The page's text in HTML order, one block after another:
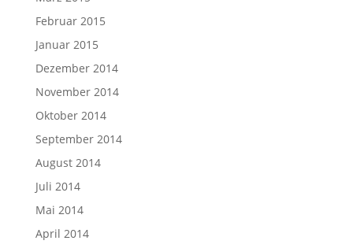
Februar 2015
Januar 2015
Dezember 2014
November 2014
Oktober 2014
September 2014
August 2014
Juli 2014
Mai 2014
April 2014